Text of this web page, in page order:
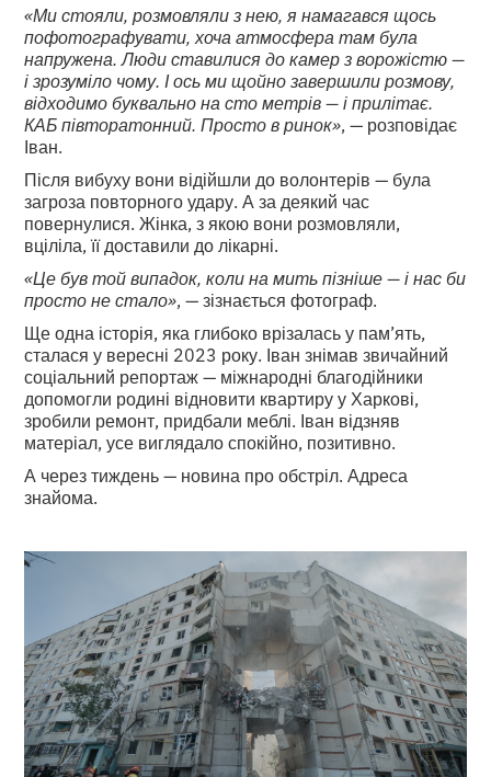
«Ми стояли, розмовляли з нею, я намагався щось
пофотографувати, хоча атмосфера там була
напружена. Люди ставилися до камер з ворожістю —
і зрозуміло чому. І ось ми щойно завершили розмову,
відходимо буквально на сто метрів — і прилітає.
КАБ півторатонний. Просто в ринок», — розповідає
Іван.
Після вибуху вони відійшли до волонтерів — була
загроза повторного удару. А за деякий час
повернулися. Жінка, з якою вони розмовляли,
вціліла, її доставили до лікарні.
«Це був той випадок, коли на мить пізніше — і нас би
просто не стало», — зізнається фотограф.
Ще одна історія, яка глибоко врізалась у пам’ять,
сталася у вересні 2023 року. Іван знімав звичайний
соціальний репортаж — міжнародні благодійники
допомогли родині відновити квартиру у Харкові,
зробили ремонт, придбали меблі. Іван відзняв
матеріал, усе виглядало спокійно, позитивно.
А через тиждень — новина про обстріл. Адреса
знайома.